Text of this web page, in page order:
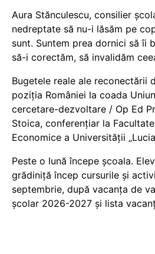
Aura Stănculescu, consilier
nedreptate să nu-i lăsăm pe
sunt. Suntem prea dornici să îi
să-i corectăm, să invalidăm
Bugetele reale ale reconectării
poziția României la coada
cercetare-dezvoltare / Op Ed
Stoica, conferențiar la
Economice a Universității
Peste o lună începe școala.
grădiniță încep cursurile și
septembrie, după vacanța de
școlar 2026-2027 și lista